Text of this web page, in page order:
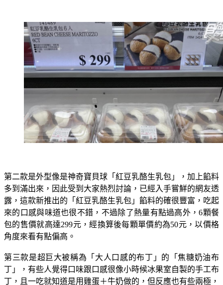
第二款是外型像是神奇寶貝球「紅豆乳酪生乳包」，加上餡料
多到滿出來，因此受到大家熱烈討論，已經入手嘗鮮的網友透
露，這款新推出的「紅豆乳酪生乳包」餡料的確很豐富，吃起
來的口感與味道也很不錯，不過除了熱量有點過高外，6顆餐
包的售價就高達299元，經換算後每顆單價約為50元，以價格
角度來看有點偏高。
第三款是超巨大被稱為「大人口感的布丁」的「焦糖奶油布
丁」，有些人覺得口味跟口感很像小時候冰果室自製的手工布
丁，且一吃就知道是用雞蛋＋牛奶做的，但反應也有些兩極，